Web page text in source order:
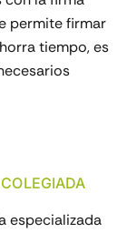
permite firmar
tiempo, es
especializada